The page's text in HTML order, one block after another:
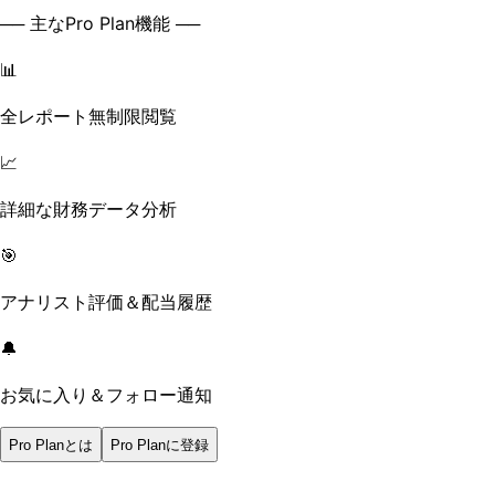
── 主なPro Plan機能 ──
📊
全レポート無制限閲覧
📈
詳細な財務データ分析
🎯
アナリスト評価＆配当履歴
🔔
お気に入り＆フォロー通知
Pro Planとは Pro Planに登録